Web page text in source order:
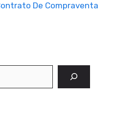
De Compraventa